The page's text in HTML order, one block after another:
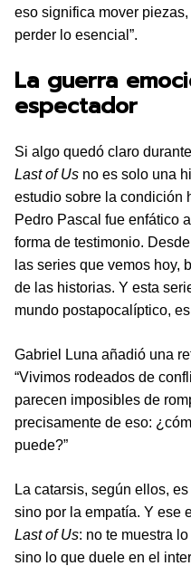
eso significa mover
perder lo esencial”.
La guerra
espectador
Si algo quedó claro
Last of Us no es solo una
estudio sobre la condición
Pedro Pascal fue enfático
forma de testimonio.
las series que vemos hoy,
de las historias. Y esta
mundo postapocalíptico,
Gabriel Luna añadió una
“Vivimos rodeados de
parecen imposibles de
precisamente de eso:
puede?”
La catarsis, según ellos,
sino por la empatía. Y ese
Last of Us: no te muestra
sino lo que duele en el